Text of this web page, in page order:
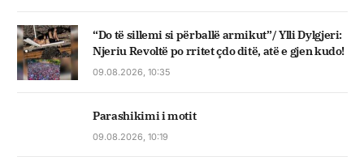
“Do të sillemi si përballë armikut”/ Ylli Dylgjeri:
Njeriu Revoltë po rritet çdo ditë, atë e gjen kudo!
09.08.2026, 10:35
Parashikimi i motit
09.08.2026, 10:19